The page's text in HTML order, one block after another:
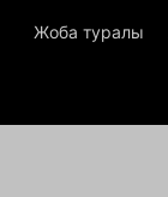
Жоба туралы